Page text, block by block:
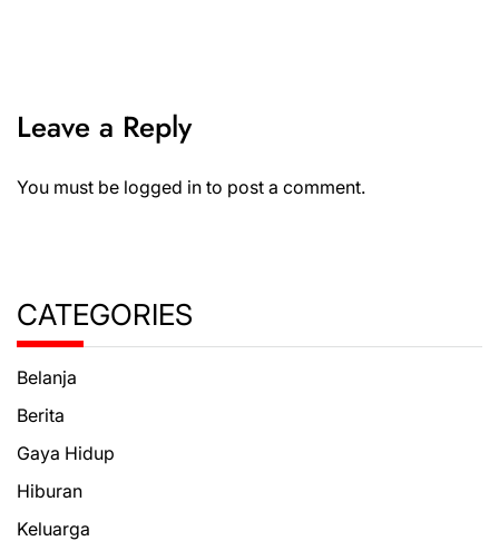
Leave a Reply
You must be logged in to post a comment.
CATEGORIES
Belanja
Berita
Gaya Hidup
Hiburan
Keluarga